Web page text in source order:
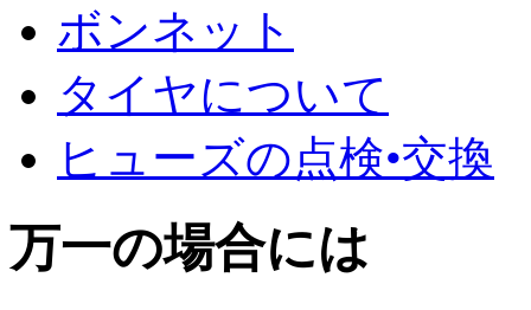
ボンネット
タイヤについて
ヒューズの点検•交換
万一の場合には